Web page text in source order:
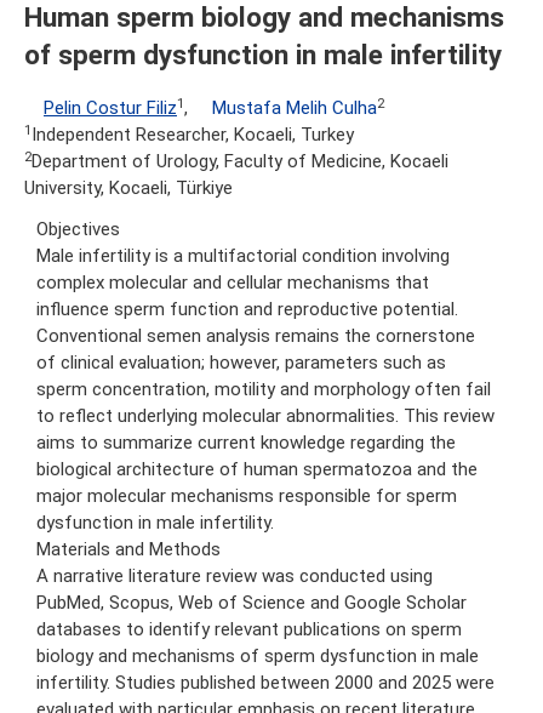
Human sperm biology and mechanisms
of sperm dysfunction in male infertility
Pelin Costur Filiz1, Mustafa Melih Culha2
1 Independent Researcher, Kocaeli, Turkey
2Department of Urology, Faculty of Medicine, Kocaeli
University, Kocaeli, Türkiye
Objectives
Male infertility is a multifactorial condition involving
complex molecular and cellular mechanisms that
influence sperm function and reproductive potential.
Conventional semen analysis remains the cornerstone
of clinical evaluation; however, parameters such as
sperm concentration, motility and morphology often fail
to reflect underlying molecular abnormalities. This review
aims to summarize current knowledge regarding the
biological architecture of human spermatozoa and the
major molecular mechanisms responsible for sperm
dysfunction in male infertility.
Materials and Methods
A narrative literature review was conducted using
PubMed, Scopus, Web of Science and Google Scholar
databases to identify relevant publications on sperm
biology and mechanisms of sperm dysfunction in male
infertility. Studies published between 2000 and 2025 were